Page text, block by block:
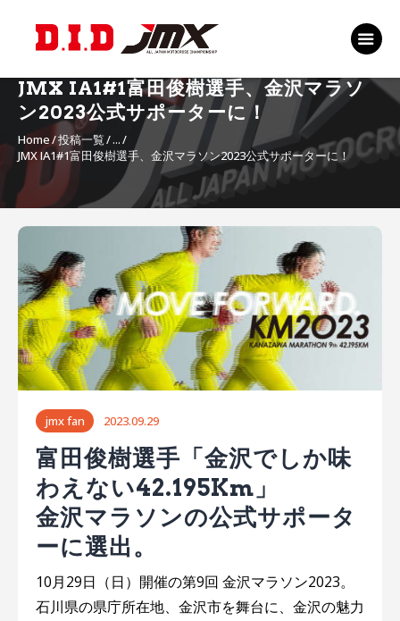
JMX IA1#1富田俊樹選手、金沢マラソ
ン2023公式サポーターに！
Home 投稿一覧 ...
JMX IA1#1富田俊樹選手、金沢マラソン2023公式サポーターに！
TOP
RANKING 2026
RIDERS 2026
SPONSORS
TICKET
MSP Motosports
Promotion TOP
jmx fan 2023.09.29
富田俊樹選手「金沢でしか味
わえない42.195Km」
金沢マラソンの公式サポータ
ーに選出。
10月29日（日）開催の第9回 金沢マラソン2023。
石川県の県庁所在地、金沢市を舞台に、金沢の魅力
投
稿
ナ
ビ
ゲ
ー
シ
ョ
ン